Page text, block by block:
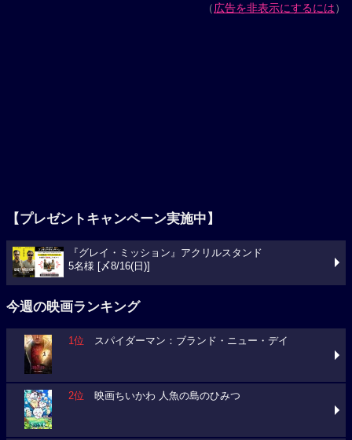
（広告を非表示にするには）
【プレゼントキャンペーン実施中】
『グレイ・ミッション』アクリルスタンド
5名様 [〆8/16(日)]
今週の映画ランキング
1位 スパイダーマン：ブランド・ニュー・デイ
2位 映画ちいかわ 人魚の島のひみつ